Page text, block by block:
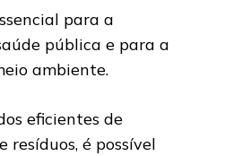
para a
pública e para a
ambiente.
eficientes de
resíduos, é possível